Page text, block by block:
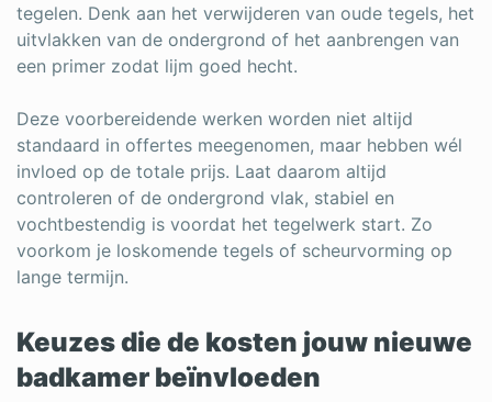
tegelen. Denk aan het verwijderen van oude tegels, het
uitvlakken van de ondergrond of het aanbrengen van
een primer zodat lijm goed hecht.
Deze voorbereidende werken worden niet altijd
standaard in offertes meegenomen, maar hebben wél
invloed op de totale prijs. Laat daarom altijd
controleren of de ondergrond vlak, stabiel en
vochtbestendig is voordat het tegelwerk start. Zo
voorkom je loskomende tegels of scheurvorming op
lange termijn.
Keuzes die de kosten jouw nieuwe
badkamer beïnvloeden